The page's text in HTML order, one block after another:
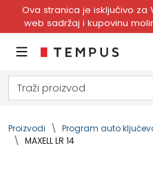
Ova stranica je isključivo
web sadržaj i kupovinu
Proizvodi Program auto
MAXELL LR 14